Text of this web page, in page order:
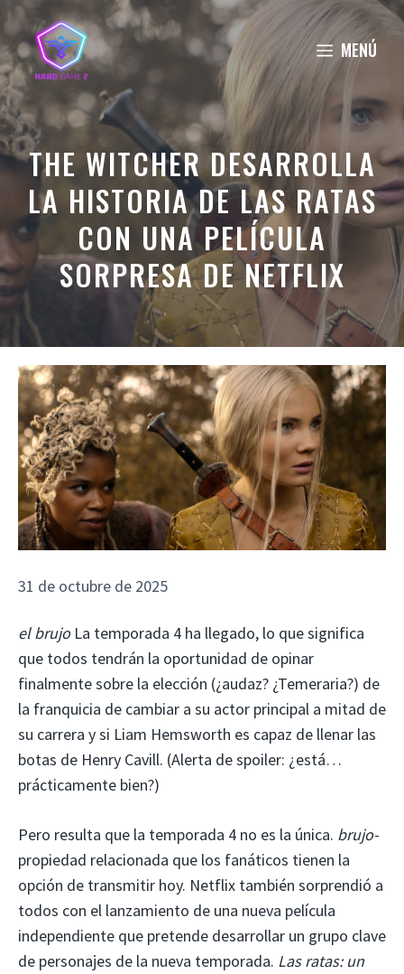
Saltar
al
contenido
MENÚ
THE WITCHER DESARROLLA
LA HISTORIA DE LAS RATAS
CON UNA PELÍCULA
SORPRESA DE NETFLIX
31 de octubre de 2025
el brujoLa temporada 4 ha llegado, lo que significa
que todos tendrán la oportunidad de opinar
finalmente sobre la elección (¿audaz? ¿Temeraria?) de
la franquicia de cambiar a su actor principal a mitad de
su carrera y si Liam Hemsworth es capaz de llenar las
botas de Henry Cavill. (Alerta de spoiler: ¿está…
prácticamente bien?)
Pero resulta que la temporada 4 no es la única. brujo-
propiedad relacionada que los fanáticos tienen la
opción de transmitir hoy. Netflix también sorprendió a
todos con el lanzamiento de una nueva película
independiente que pretende desarrollar un grupo clave
de personajes de la nueva temporada. Las ratas: un